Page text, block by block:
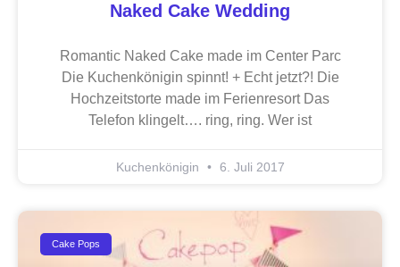
Naked Cake Wedding
Romantic Naked Cake made im Center Parc
Die Kuchenkönigin spinnt! + Echt jetzt?! Die
Hochzeitstorte made im Ferienresort Das
Telefon klingelt…. ring, ring. Wer ist
Kuchenkönigin 6. Juli 2017
Cake Pops